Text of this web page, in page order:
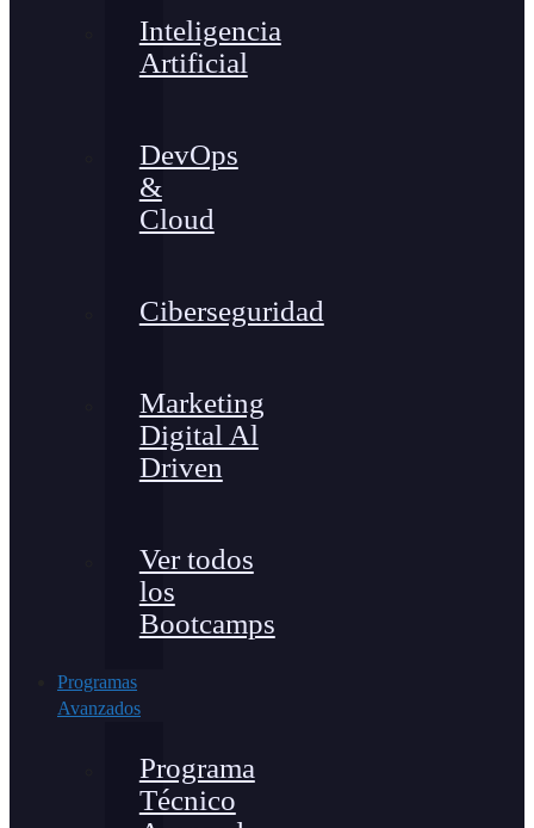
Inteligencia
Artificial
DevOps
&
Cloud
Ciberseguridad
Marketing
Digital Al
Driven
Ver todos
los
Bootcamps
Programas
Avanzados
Programa
Técnico